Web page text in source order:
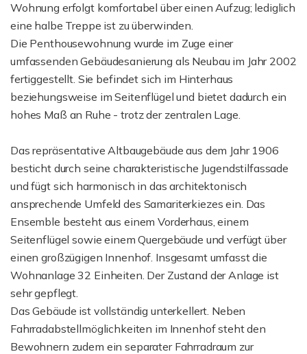
Wohnung erfolgt komfortabel über einen Aufzug; lediglich
eine halbe Treppe ist zu überwinden.
Die Penthousewohnung wurde im Zuge einer
umfassenden Gebäudesanierung als Neubau im Jahr 2002
fertiggestellt. Sie befindet sich im Hinterhaus
beziehungsweise im Seitenflügel und bietet dadurch ein
hohes Maß an Ruhe - trotz der zentralen Lage.
Das repräsentative Altbaugebäude aus dem Jahr 1906
besticht durch seine charakteristische Jugendstilfassade
und fügt sich harmonisch in das architektonisch
ansprechende Umfeld des Samariterkiezes ein. Das
Ensemble besteht aus einem Vorderhaus, einem
Seitenflügel sowie einem Quergebäude und verfügt über
einen großzügigen Innenhof. Insgesamt umfasst die
Wohnanlage 32 Einheiten. Der Zustand der Anlage ist
sehr gepflegt.
Das Gebäude ist vollständig unterkellert. Neben
Fahrradabstellmöglichkeiten im Innenhof steht den
Bewohnern zudem ein separater Fahrradraum zur